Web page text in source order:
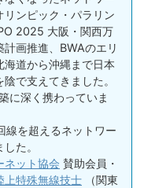
リンピック・パラリン
2025 大阪・関西万
画推進、BWAのエリ
海道から沖縄まで日本
で支えてきました。
に深く携わっていま
線を超えるネットワー
た。
ネット協会 賛助会員・
上特殊無線技士 （関東